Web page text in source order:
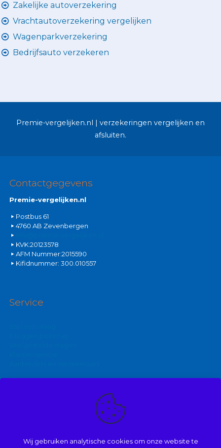
Zakelijke autoverzekering
Vrachtautoverzekering vergelijken
Wagenparkverzekering
Bedrijfsauto verzekeren
Premie-vergelijken.nl | verzekeringen vergelijken en
afsluiten.
Contactgegevens
Premie-vergelijken.nl
Postbus 61
4760 AB Zevenbergen
KVK:20123578
AFM Nummer:2015590
Kifidnummer: 300.010557
Service
Vergelijk autoverzekering
Wij gebruiken analytische cookies om onze website te